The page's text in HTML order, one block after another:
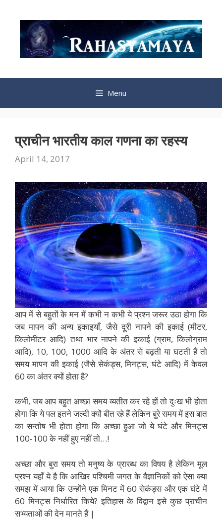
content
Menu
प्राचीन भारतीय काल गणना का रहस्य
April 14, 2017
आप में से बहुतों के मन में कभी न कभी ये प्रश्न जरूर उठा होगा कि
जब मापन की अन्य इकाइयाँ, जैसे दूरी नापने की इकाई (मीटर,
किलोमीटर आदि) तथा भार नापने की इकाई (ग्राम, किलोग्राम
आदि), 10, 100, 1000 आदि के अंतर से बढ़ती या घटती हैं तो
समय मापन की इकाई (जैसे सेकंड्स, मिनट्स, घंटे आदि) में केवल
60 का अंतर क्यों होता है?
कभी, जब आप बहुत अच्छा समय व्यतीत कर रहे हों तो दुःख भी होता
होगा कि ये पल इतने जल्दी क्यों बीत रहे हैं लेकिन बुरे समय में इस बात
का सन्तोष भी होता होगा कि अच्छा हुआ जो ये घंटे और मिनट्स
100-100 के नहीं हुए नहीं तो…!
अच्छा और बुरा समय तो मनुष्य के प्रारब्ध का विषय है लेकिन मूल
प्रश्न यहाँ ये है कि आखिर पश्चिमी जगत के वैज्ञानिकों को ऐसा क्या
समझ में आया कि उन्होंने एक मिनट में 60 सेकंड्स और एक घंटे में
60 मिनट्स निर्धारित किये? इतिहास के विद्वान इसे कुछ प्राचीन
सभ्यताओं की देन मानते हैं |